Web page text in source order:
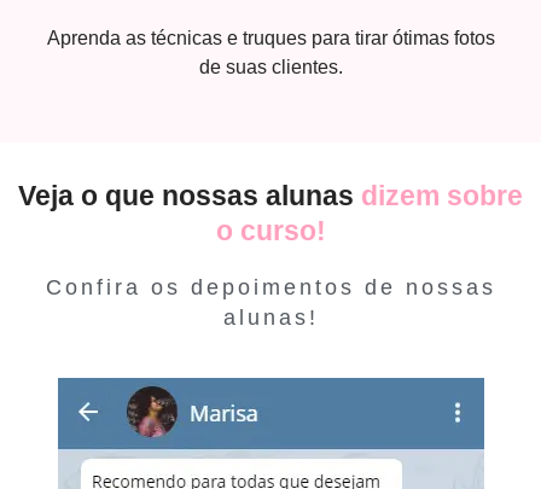
Aprenda as técnicas e truques para tirar ótimas fotos
de suas clientes.
Veja o que nossas alunas dizem sobre
o curso!
Confira os depoimentos de nossas
alunas!